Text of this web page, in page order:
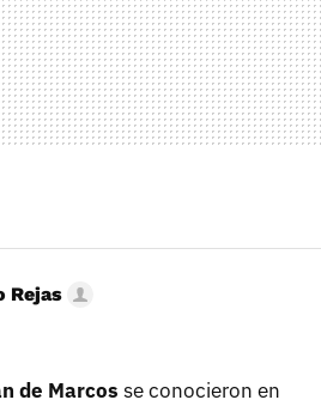
Rejas
de Marcos se conocieron en